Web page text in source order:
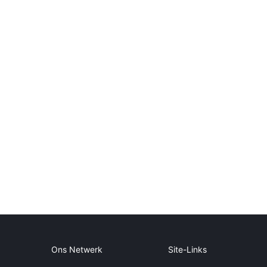
Ons Netwerk Site-Links